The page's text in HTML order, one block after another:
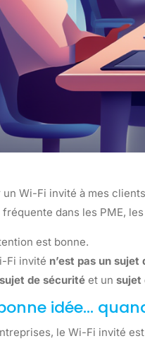
Wi-Fi invité à mes
fréquente dans les PME,
est bonne.
Fi invité n’est pas un
sujet de sécurité et un sujet
idée…
le Wi-Fi invité